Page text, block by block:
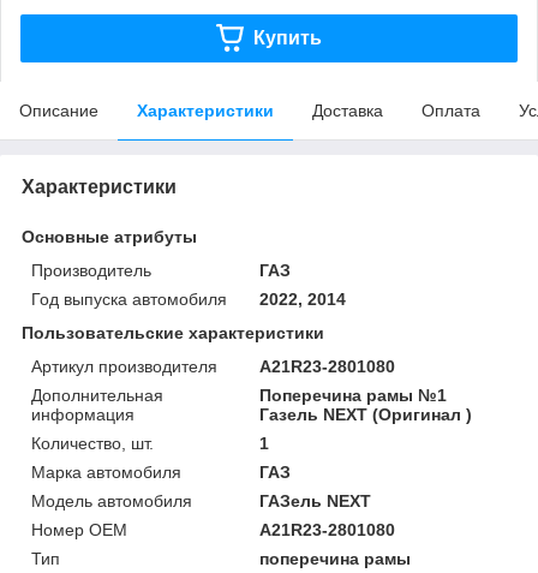
Купить
Описание Характеристики Доставка Оплата
Характеристики
Основные атрибуты
Производитель
ГАЗ
Год выпуска автомобиля
2022, 2014
Пользовательские характеристики
Артикул производителя
A21R23-2801080
Дополнительная
информация
Поперечина рамы №1
Газель NEXT (Оригинал )
Количество, шт.
1
Марка автомобиля
ГАЗ
Модель автомобиля
ГАЗель NEXT
Номер OEM
A21R23-2801080
Тип
поперечина рамы